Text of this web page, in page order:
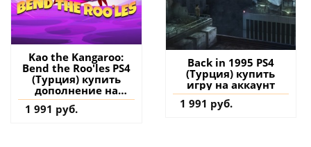
Kao the Kangaroo:
Bend the Roo'les PS4
(Турция) купить
дополнение на
аккаунт
1 991 руб.
Back in 1995 PS4
(Турция) купить
игру на аккаунт
1 991 руб.